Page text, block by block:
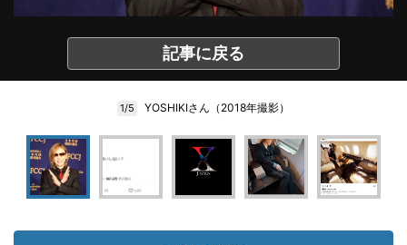
記事に戻る
1/5 YOSHIKIさん（2018年撮影）